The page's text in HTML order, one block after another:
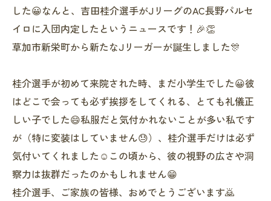
した😀なんと、吉田桂介選手がJリーグのAC長野パルセ
イロに入団内定したというニュースです！🎉👏
草加市新栄町から新たなJリーガーが誕生しました🎊
桂介選手が初めて来院された時、まだ小学生でした😀彼
はどこで会っても必ず挨拶をしてくれる、とても礼儀正
しい子でした😄私服だと気付かれないことが多い私です
が（特に変装はしていません😓）、桂介選手だけは必ず
気付いてくれました☺️この頃から、彼の視野の広さや洞
察力は抜群だったのかもしれません😁
桂介選手、ご家族の皆様、おめでとうございます🙇